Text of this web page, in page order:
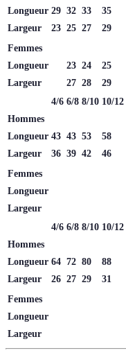
Longueur 29 32 33 35
Largeur
23 25 27 29
Femmes
Longueur
23 24 25
Largeur
27 28 29
4/6 6/8 8/10 10/12
Hommes
Longueur 43 43 53 58
Largeur
36 39 42 46
Femmes
Longueur
Largeur
4/6 6/8 8/10 10/12
Hommes
Longueur 64 72 80 88
Largeur
26 27 29 31
Femmes
Longueur
Largeur